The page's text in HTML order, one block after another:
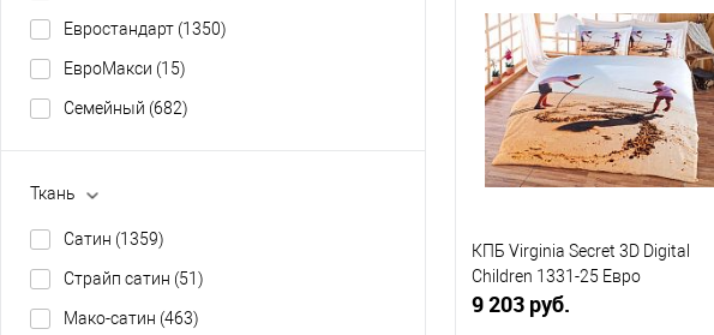
Евростандарт (1350)
ЕвроМакси (15)
Семейный (682)
Ткань
Сатин (1359)
Страйп сатин (51)
Мако-сатин (463)
Купить в 1 клик
Сравнение
В избранное
В наличии
КПБ Virginia Secret 3D Digital
Children 1331-25 Евро
9 203 руб.